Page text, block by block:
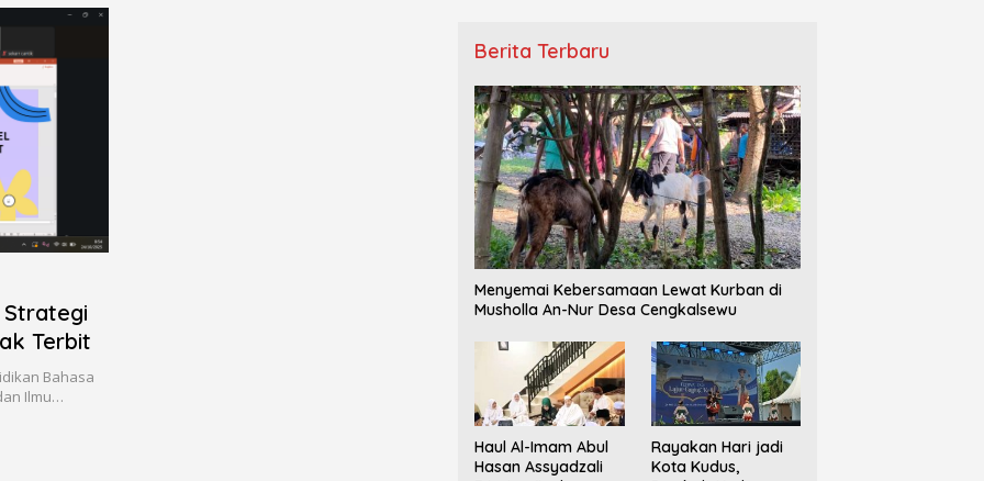
Strategi
Terbit
Bahasa
Ilmu…
Berita Terbaru
Menyemai Kebersamaan Lewat Kurban di
Musholla An-Nur Desa Cengkalsewu
Haul Al-Imam Abul
Hasan Assyadzali
Rayakan Hari jadi
Kota Kudus,